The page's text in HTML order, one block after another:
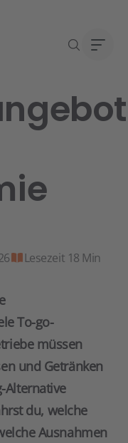
Lesezeit 18 Min
To-go-
müssen
und Getränken
Alternative
du, welche
Ausnahmen